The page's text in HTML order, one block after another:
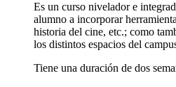
Es un curso nivelador e
alumno a incorporar
historia del cine, etc.; como
los distintos espacios del
Tiene una duración de dos